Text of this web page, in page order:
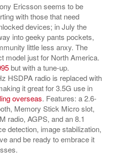
Ericsson seems to be
with those that need
devices; in July the
into geeky pants pockets,
little less anxy. The
model just for North America.
but with a tune-up.
HSDPA radio is replaced with
it great for 3.5G use in
overseas. Features: a 2.6-
Memory Stick Micro slot,
radio, AGPS, and an 8.1
detection, image stabilization,
and be ready to embrace it